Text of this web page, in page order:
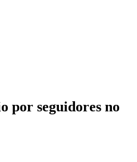
por seguidores no